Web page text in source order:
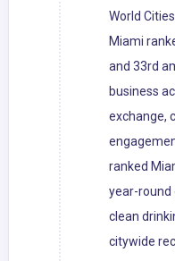
World
Miami
and 33rd
business
exchange,
ranked
year-round
clean
citywide